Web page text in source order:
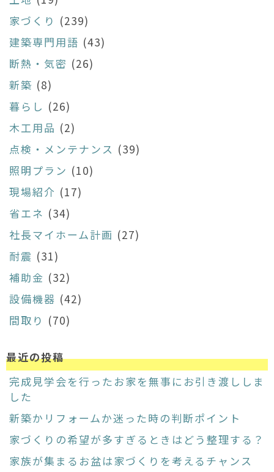
家づくり (239)
建築専門用語 (43)
断熱・気密 (26)
新築 (8)
暮らし (26)
木工用品 (2)
点検・メンテナンス (39)
照明プラン (10)
現場紹介 (17)
省エネ (34)
社長マイホーム計画 (27)
耐震 (31)
補助金 (32)
設備機器 (42)
間取り (70)
最近の投稿
完成見学会を行ったお家を無事にお引き渡ししま
した
新築かリフォームか迷った時の判断ポイント
家づくりの希望が多すぎるときはどう整理する？
家族が集まるお盆は家づくりを考えるチャンス